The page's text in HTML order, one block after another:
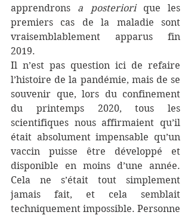
apprendrons a posteriori que les
premiers cas de la maladie sont
vraisemblablement apparus fin
2019.
Il n’est pas question ici de refaire
l’histoire de la pandémie, mais de se
souvenir que, lors du confinement
du printemps 2020, tous les
scientifiques nous affirmaient qu’il
était absolument impensable qu’un
vaccin puisse être développé et
disponible en moins d’une année.
Cela ne s’était tout simplement
jamais fait, et cela semblait
techniquement impossible. Personne